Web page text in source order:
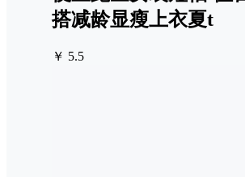
搭减龄显瘦上衣夏t
￥ 5.5